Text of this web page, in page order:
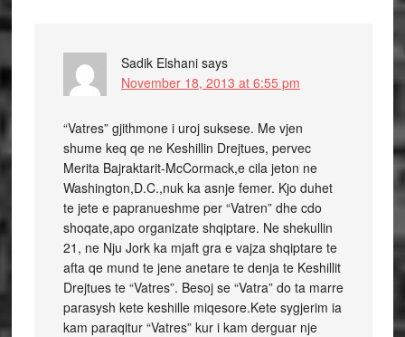
Sadik Elshani says
November 18, 2013 at 6:55 pm
“Vatres” gjithmone i uroj suksese. Me vjen
shume keq qe ne Keshillin Drejtues, pervec
Merita Bajraktarit-McCormack,e cila jeton ne
Washington,D.C.,nuk ka asnje femer. Kjo duhet
te jete e papranueshme per “Vatren” dhe cdo
shoqate,apo organizate shqiptare. Ne shekullin
21, ne Nju Jork ka mjaft gra e vajza shqiptare te
afta qe mund te jene anetare te denja te Keshillit
Drejtues te “Vatres”. Besoj se “Vatra” do ta marre
parasysh kete keshille miqesore.Kete sygjerim ia
kam paraqitur “Vatres” kur i kam derguar nje